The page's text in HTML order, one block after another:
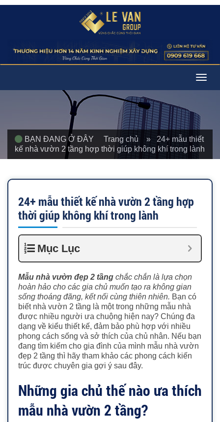
BẠN ĐANG Ở ĐÂY Trang chủ » 24+ mẫu thiết
kế nhà vườn 2 tầng hợp thời giúp không khí trong lành
24+ mẫu thiết kế nhà vườn 2 tầng hợp
thời giúp không khí trong lành
Mục Lục
Mẫu nhà vườn đẹp 2 tầng chắc chắn là lựa chọn
hoàn hảo cho các gia chủ muốn tạo ra không gian
sống thoáng đãng, kết nối cùng thiên nhiên. Bạn có
biết nhà vườn 2 tầng là một trong những mẫu nhà
được nhiều người ưa chuộng hiện nay? Chúng đa
dạng về kiểu thiết kế, đảm bảo phù hợp với nhiều
phong cách sống và sở thích của chủ nhân. Nếu bạn
đang tìm kiếm cho gia đình của mình mẫu nhà vườn
đẹp 2 tầng thì hãy tham khảo các phong cách kiến
trúc được chuyên gia gợi ý sau đây.
Những gia chủ thế nào ưa thích
mẫu nhà vườn 2 tầng?